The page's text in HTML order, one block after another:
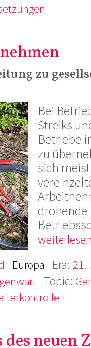
zu
Bei
Streiks
Betriebe
zu
sich
drohende
Europa Era: 21.
Topic:
neuen